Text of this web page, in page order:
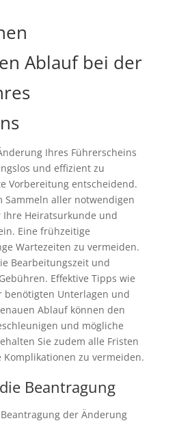
Ablauf bei der
Ihres Führerscheins
und effizient zu
Vorbereitung entscheidend.
Sammeln aller notwendigen
Heiratsurkunde und
Eine frühzeitige
Wartezeiten zu vermeiden.
Bearbeitungszeit und
Effektive Tipps wie
benötigten Unterlagen und
Ablauf können den
und mögliche
Sie zudem alle Fristen
zu vermeiden.
Beantragung
der Änderung